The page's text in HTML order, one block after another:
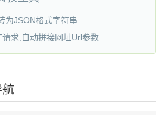
为JSON格式字符串
求,自动拼接网址Url参数
航